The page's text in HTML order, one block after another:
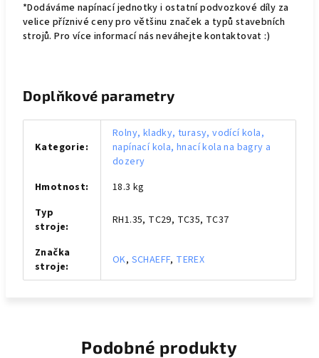
*Dodáváme napínací jednotky i ostatní podvozkové díly za
velice příznivé ceny pro většinu značek a typů stavebních
strojů. Pro více informací nás neváhejte kontaktovat :)
Doplňkové parametry
Kategorie:
Rolny, kladky, turasy, vodící kola,
napínací kola, hnací kola na bagry a
dozery
Hmotnost:
18.3 kg
Typ
stroje: RH1.35, TC29, TC35, TC37
Značka
stroje: OK, SCHAEFF, TEREX
Podobné produkty